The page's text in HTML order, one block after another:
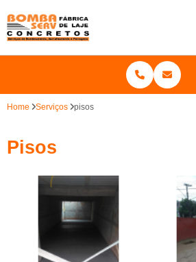
Home Serviços pisos
Pisos